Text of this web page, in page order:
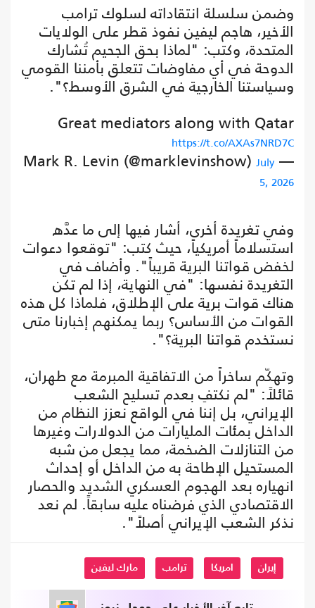
وضمن سلسلة انتقاداته لسلوك ترامب
الأخير، هاجم ليفين نفوذ قطر على الولايات
المتحدة، وكتب: "لماذا بحق الجحيم تُشارك
الدوحة في أي مفاوضات تتعلق بأمننا القومي
وسياستنا الخارجية في الشرق الأوسط؟".
Great mediators along with Qatar
https://t.co/AXAs7NRD7C
— Mark R. Levin (@marklevinshow)
July
5, 2026
وفي تغريدة أخرى، أشار فيها إلى ما عدَّه
استسلاماً أمريكياً، حيث كتب: "توقعوا دعوات
لخفض قواتنا البرية قريباً". وأضاف في
التغريدة نفسها: "في النهاية، إذا لم تكن
هناك قوات برية على الإطلاق، فلماذا كل هذه
القوات من الأساس؟ ربما يمكنهم إخبارنا متى
نستخدم قواتنا البرية؟".
وتهكّم ساخراً من الاتفاقية المبرمة مع طهران،
قائلاً: "لم نكتفِ بعدم تسليح الشعب
الإيراني، بل إننا في الواقع نعزز النظام من
الداخل بمئات المليارات من الدولارات وغيرها
من التنازلات الضخمة، مما يجعل من شبه
المستحيل الإطاحة به من الداخل أو إحداث
انهياره بعد الهجوم العسكري الشديد والحصار
الاقتصادي الذي فرضناه عليه سابقاً. لم نعد
نذكر الشعب الإيراني أصلاً".
إيران امريكا ترامب مارك ليفين